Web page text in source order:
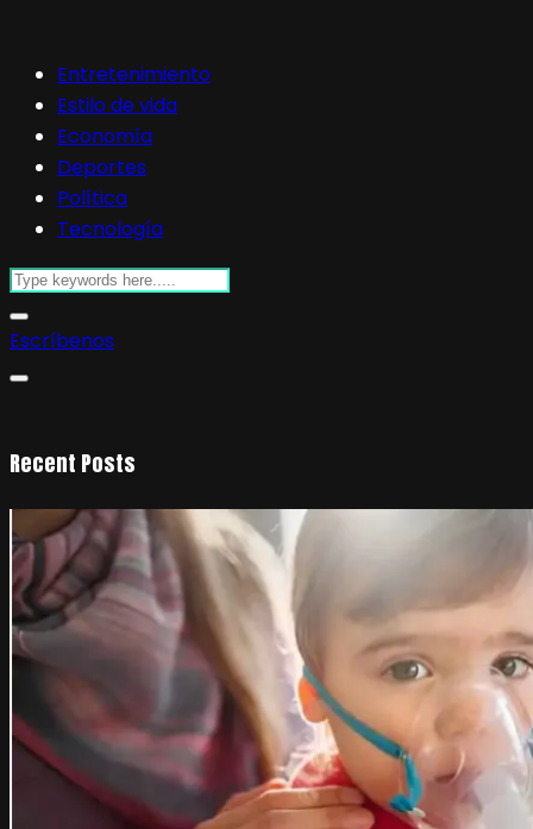
Entretenimiento
Estilo de vida
Economía
Deportes
Política
Tecnología
Escríbenos
Recent Posts